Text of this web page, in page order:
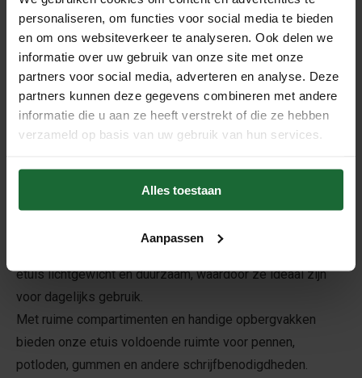
personaliseren, om functies voor social media te bieden
en om ons websiteverkeer te analyseren. Ook delen we
informatie over uw gebruik van onze site met onze
partners voor social media, adverteren en analyse. Deze
partners kunnen deze gegevens combineren met andere
informatie die u aan ze heeft verstrekt of die ze hebben
verzameld op basis van uw gebruik van hun services.
Alles toestaan
Aanpassen
Kurk Etui - Snake
€7,95
Kurk - Bureau organizer
€19,95
Ontdek onze duurzame en veelzijdige kurk etuis - de
Onze kurk etuis bieden niet alleen een stijlvolle uitstraling,
etuis lichtgewicht en duurzaam, waardoor ze ideaal zijn
voor dagelijks gebruik.
Met ruime compartimenten en handige opbergvakken
bieden onze etuis voldoende ruimte voor pennen,
potloden, gummen en andere schrijfbenodigdheden.